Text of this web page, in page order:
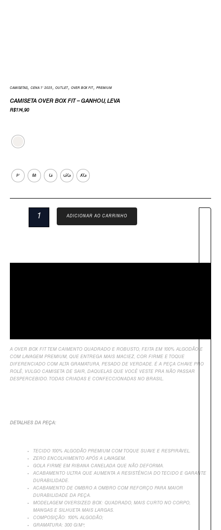
CAMISETAS, CENA 1' 2025, OUTLET, OVER BOX FIT, PREMIUM
CAMISETA OVER BOX FIT – GANHOU, LEVA
R$174,90
P M G GG XG
ADICIONAR AO CARRINHO
A OVER BOX FIT TEM CAIMENTO QUADRADO E ROBUSTO, FEITA EM 100% ALGODÃO E
COM LAVAGEM PREMIUM, QUE ENTREGA MAIS MACIEZ, COR FIRME E TOQUE
DIFERENCIADO COM ALTA GRAMATURA, PESADO DE VERDADE. É A PEÇA CHAVE PRO
ROLÊ, VULGO CAMISETA DE SAIR, DAQUELAS QUE VOCÊ VESTE PRA NÃO PASSAR
DESPERCEBIDO. TODAS CRIADAS E CONFECCIONADAS NO BRASIL.
DETALHES DA PEÇA:
TECIDO 100% ALGODÃO PREMIUM COM TOQUE SUAVE E RESPIRÁVEL.
ZERO ENCOLHIMENTO APÓS A LAVAGEM.
GOLA FIRME EM RIBANA CANELADA QUE NÃO DEFORMA.
ACABAMENTO ULTRA QUE AUMENTA A RESISTÊNCIA DO TECIDO E GARANTE
DURABILIDADE.
ACABAMENTO DE OMBRO A OMBRO COM REFORÇO PARA MAIOR
DURABILIDADE DA PEÇA.
MODELAGEM OVERSIZED BOX: QUADRADO, MAIS CURTO NO CORPO,
MANGAS E SILHUETA MAIS LARGAS.
COMPOSIÇÃO: 100% ALGODÃO;
GRAMATURA: 300 G/M²;